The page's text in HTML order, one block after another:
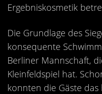
Ergebniskosmetik
Die Grundlage des
konsequente
Berliner Mannschaft,
Kleinfeldspiel hat.
konnten die Gäste